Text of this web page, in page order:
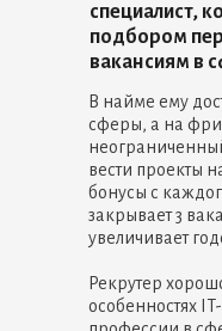
В найме ему
сферы, а на
вести проекты
бонусы с
закрывает 3
увеличивает
Рекрутер
особенностях
специалист,
подбором
вакансиям в